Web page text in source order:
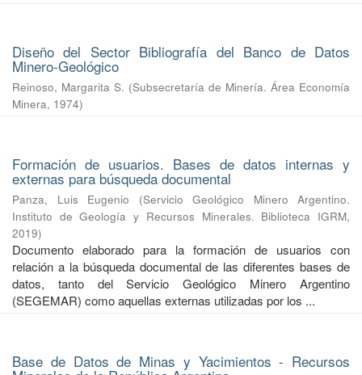
Diseño del Sector Bibliografía del Banco de Datos
Minero-Geológico
Reinoso, Margarita S. (Subsecretaría de Minería. Área Economía
Minera, 1974)
Formación de usuarios. Bases de datos internas y
externas para búsqueda documental
Panza, Luis Eugenio (Servicio Geológico Minero Argentino.
Instituto de Geología y Recursos Minerales. Biblioteca IGRM,
2019)
Documento elaborado para la formación de usuarios con
relación a la búsqueda documental de las diferentes bases de
datos, tanto del Servicio Geológico Minero Argentino
(SEGEMAR) como aquellas externas utilizadas por los ...
Base de Datos de Minas y Yacimientos - Recursos